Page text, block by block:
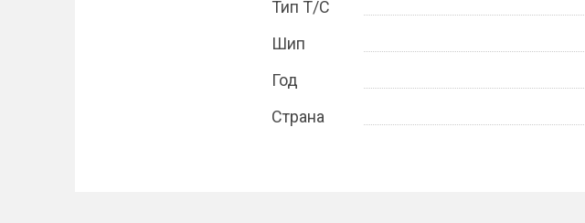
Тип Т/С
Шип
Год
Страна